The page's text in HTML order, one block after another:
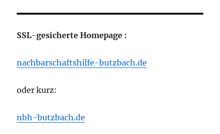
SSL-gesicherte Homepage :
nachbarschaftshilfe-butzbach.de
oder kurz:
nbh-butzbach.de